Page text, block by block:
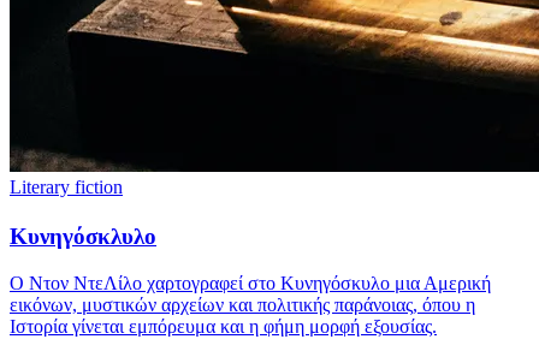
Literary fiction
Κυνηγόσκλυλο
Ο Ντον ΝτεΛίλο χαρτογραφεί στο Κυνηγόσκυλο μια Αμερική
εικόνων, μυστικών αρχείων και πολιτικής παράνοιας, όπου η
Ιστορία γίνεται εμπόρευμα και η φήμη μορφή εξουσίας.